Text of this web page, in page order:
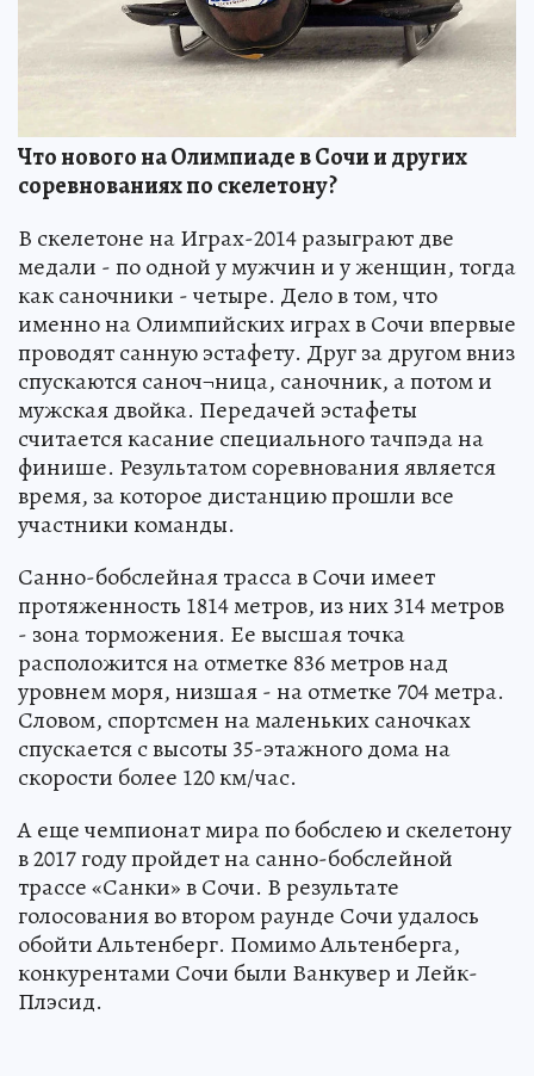
Что нового на Олимпиаде в Сочи и других
соревнованиях по скелетону?
В скелетоне на Играх-2014 разыграют две
медали - по одной у мужчин и у женщин, тогда
как саночники - четыре. Дело в том, что
именно на Олимпийских играх в Сочи впервые
проводят санную эстафету. Друг за другом вниз
спускаются саноч¬ница, саночник, а потом и
мужская двойка. Передачей эстафеты
считается касание специального тачпэда на
финише. Результатом соревнования является
время, за которое дистанцию прошли все
участники команды.
Санно-бобслейная трасса в Сочи имеет
протяженность 1814 метров, из них 314 метров
- зона торможения. Ее высшая точка
расположится на отметке 836 метров над
уровнем моря, низшая - на отметке 704 метра.
Словом, спортсмен на маленьких саночках
спускается с высоты 35-этажного дома на
скорости более 120 км/час.
А еще чемпионат мира по бобслею и скелетону
в 2017 году пройдет на санно-бобслейной
трассе «Санки» в Сочи. В результате
голосования во втором раунде Сочи удалось
обойти Альтенберг. Помимо Альтенберга,
конкурентами Сочи были Ванкувер и Лейк-
Плэсид.